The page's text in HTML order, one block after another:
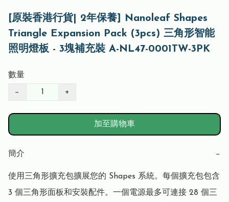
[原裝香港行貨| 2年保養] Nanoleaf Shapes
Triangle Expansion Pack (3pcs) 三角形智能
照明燈板 - 3塊補充裝 A-NL47-0001TW-3PK
數量
− +
加至購物車
簡介 −
使用三角形擴充包擴展您的 Shapes 系統。每個擴充包包含
3 個三角形面板和安裝配件。一個電源最多可連接 28 個三